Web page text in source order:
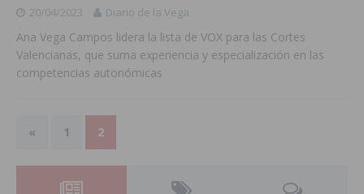
20/04/2023 Diario de la Vega
Ana Vega Campos lidera la lista de VOX para las Cortes
Valencianas, que suma experiencia y especialización en las
competencias autonómicas
« 1 2